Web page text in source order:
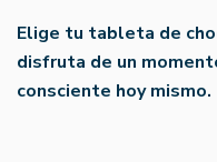
Elige tu tableta de
disfruta de un
consciente hoy mismo.